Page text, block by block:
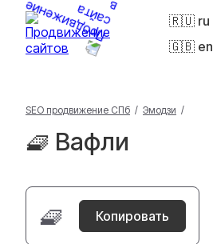
🇷🇺 ru
🇬🇧 en
SEO продвижение СПб / Эмодзи /
🧇 Вафли
🧇 Копировать